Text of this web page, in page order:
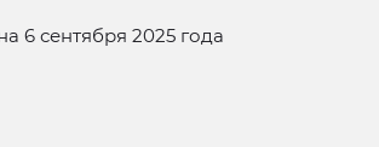
6 сентября 2025 года